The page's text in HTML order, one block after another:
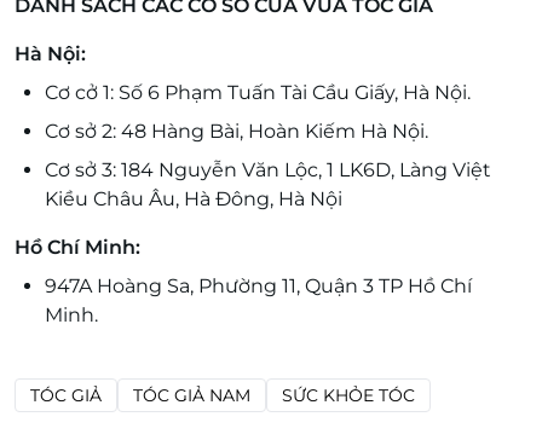
DANH SÁCH CÁC CƠ SỞ CỦA VUA TÓC GIẢ
Hà Nội:
Cơ cở 1: Số 6 Phạm Tuấn Tài Cầu Giấy, Hà Nội.
Cơ sở 2: 48 Hàng Bài, Hoàn Kiếm Hà Nội.
Cơ sở 3: 184 Nguyễn Văn Lộc, 1 LK6D, Làng Việt
Kiều Châu Âu, Hà Đông, Hà Nội
Hồ Chí Minh:
947A Hoàng Sa, Phường 11, Quận 3 TP Hồ Chí
Minh.
TÓC GIẢ TÓC GIẢ NAM SỨC KHỎE TÓC